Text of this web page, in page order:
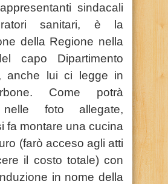
sindacali
sanitari, è la
della Regione nella
capo Dipartimento
anche lui ci legge in
Come potrà
nelle foto allegate,
fa montare una cucina
(farò acceso agli atti
il costo totale) con
in nome della